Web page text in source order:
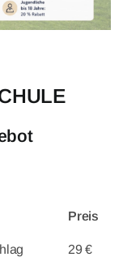
Preis
29 €